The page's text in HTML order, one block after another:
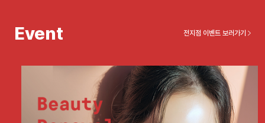
분당점
Event 전지점 이벤트 보러가기